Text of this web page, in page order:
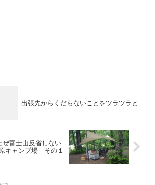
出張先からくだらないことをツラツラと
ぜ富士山反省しない
キャンプ場 その１